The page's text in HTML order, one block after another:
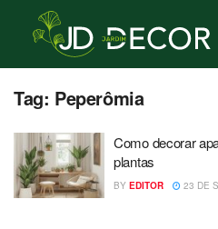
Tag: Peperômia
Como decorar
plantas
BY EDITOR 23 DE